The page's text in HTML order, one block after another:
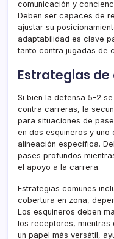
comunicación y
Deben ser capaces de
ajustar su
adaptabilidad es clave
tanto contra jugadas de
Estrategias
Si bien la defensa 5-2
contra carreras, la
para situaciones de
en dos esquineros y
alineación específica.
pases profundos
el apoyo a la carrera.
Estrategias comunes
cobertura en zona,
Los esquineros deben
los receptores, mientras
un papel más versátil,